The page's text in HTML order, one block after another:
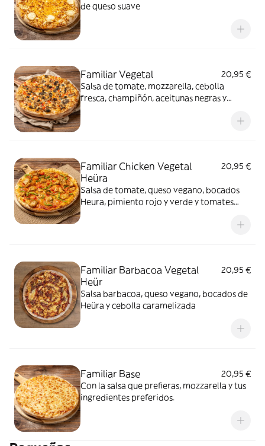
de queso suave
Familiar Vegetal
20,95 €
Salsa de tomate, mozzarella, cebolla
fresca, champiñón, aceitunas negras y
Familiar Chicken Vegetal
Heüra
20,95 €
Salsa de tomate, queso vegano, bocados
Heura, pimiento rojo y verde y tomates
Familiar Barbacoa Vegetal
Heür
20,95 €
Salsa barbacoa, queso vegano, bocados de
Heüra y cebolla caramelizada
Familiar Base
20,95 €
Con la salsa que prefieras, mozzarella y tus
ingredientes preferidos.